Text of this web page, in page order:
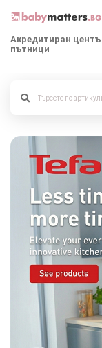
РАЗХОДКА
ДЕТСКА
ИГРАЧКИ
БЕБЕТА
Акредитиран
пътници